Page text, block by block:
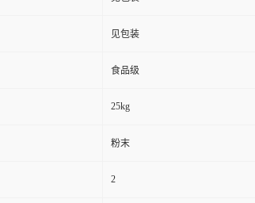
见包装
食品级
25kg
粉末
2